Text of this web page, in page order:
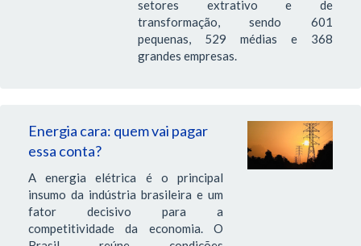
setores extrativo e de
transformação, sendo 601
pequenas, 529 médias e 368
grandes empresas.
Energia cara: quem vai pagar
essa conta?
A energia elétrica é o principal
insumo da indústria brasileira e um
fator decisivo para a
competitividade da economia. O